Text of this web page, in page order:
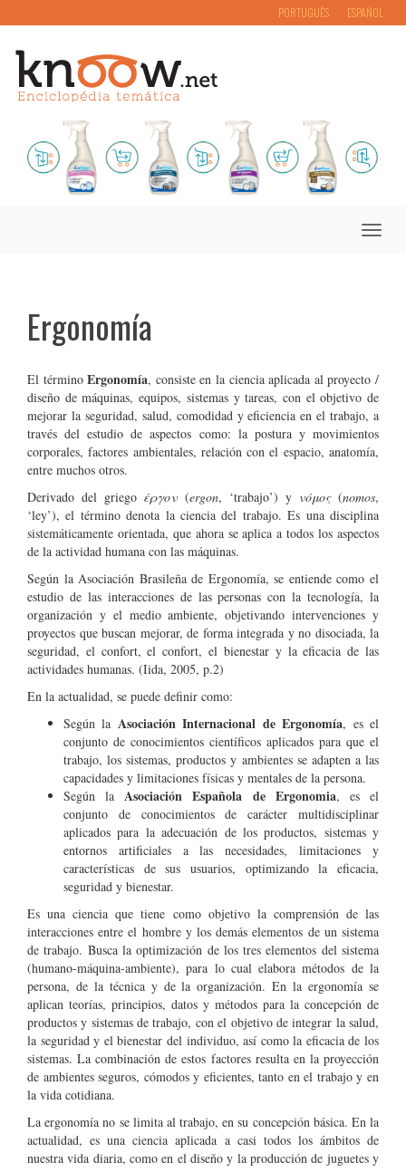
PORTUGUÊS ESPAÑOL
Toggle
Ergonomía
El términoErgonomía, consiste en la ciencia aplicada al proyecto /
diseño de máquinas, equipos, sistemas y tareas, con el objetivo de
mejorar la seguridad, salud, comodidad y eficiencia en el trabajo, a
través del estudio de aspectos como: la postura y movimientos
corporales, factores ambientales, relación con el espacio, anatomía,
entre muchos otros.
Derivado del griego έργον(ergon, ‘trabajo’) y νόμος(nomos,
‘ley’), el término denota la ciencia del trabajo. Es una disciplina
sistemáticamente orientada, que ahora se aplica a todos los aspectos
de la actividad humana con las máquinas.
Según la Asociación Brasileña de Ergonomía, se entiende como el
estudio de las interacciones de las personas con la tecnología, la
organización y el medio ambiente, objetivando intervenciones y
proyectos que buscan mejorar, de forma integrada y no disociada, la
seguridad, el confort, el confort, el bienestar y la eficacia de las
actividades humanas. (Iida, 2005, p.2)
En la actualidad, se puede definir como:
Según la Asociación Internacional de Ergonomía, es el
conjunto de conocimientos científicos aplicados para que el
trabajo, los sistemas, productos y ambientes se adapten a las
capacidades y limitaciones físicas y mentales de la persona.
Según laAsociación Española de Ergonomia, es el
conjunto de conocimientos de carácter multidisciplinar
aplicados para la adecuación de los productos, sistemas y
entornos artificiales a las necesidades, limitaciones y
características de sus usuarios, optimizando la eficacia,
seguridad y bienestar.
Es una ciencia que tiene como objetivo la comprensión de las
interacciones entre el hombre y los demás elementos de un sistema
de trabajo. Busca la optimización de los tres elementos del sistema
(humano-máquina-ambiente), para lo cual elabora métodos de la
persona, de la técnica y de la organización. En la ergonomía se
aplican teorías, principios, datos y métodos para la concepción de
productos y sistemas de trabajo, con el objetivo de integrar la salud,
la seguridad y el bienestar del individuo, así como la eficacia de los
sistemas. La combinación de estos factores resulta en la proyección
de ambientes seguros, cómodos y eficientes, tanto en el trabajo y en
la vida cotidiana.
La ergonomía no se limita al trabajo, en su concepción básica. En la
actualidad, es una ciencia aplicada a casi todos los ámbitos de
nuestra vida diaria, como en el diseño y la producción de juguetes y